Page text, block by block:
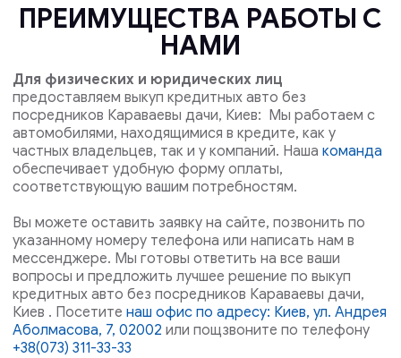
ПРЕИМУЩЕСТВА РАБОТЫ С
НАМИ
Для физических и юридических лиц
предоставляем выкуп кредитных авто без
посредников Караваевы дачи, Киев: Мы работаем с
автомобилями, находящимися в кредите, как у
частных владельцев, так и у компаний. Нашакоманда
обеспечивает удобную форму оплаты,
соответствующую вашим потребностям.
Вы можете оставить заявку на сайте, позвонить по
указанному номеру телефона или написать нам в
мессенджере. Мы готовы ответить на все ваши
вопросы и предложить лучшее решение по выкуп
кредитных авто без посредников Караваевы дачи,
Киев . Посетитенаш офис по адресу: Киев, ул. Андрея
Аболмасова, 7, 02002 или пощзвоните по телефону
+38(073) 311-33-33